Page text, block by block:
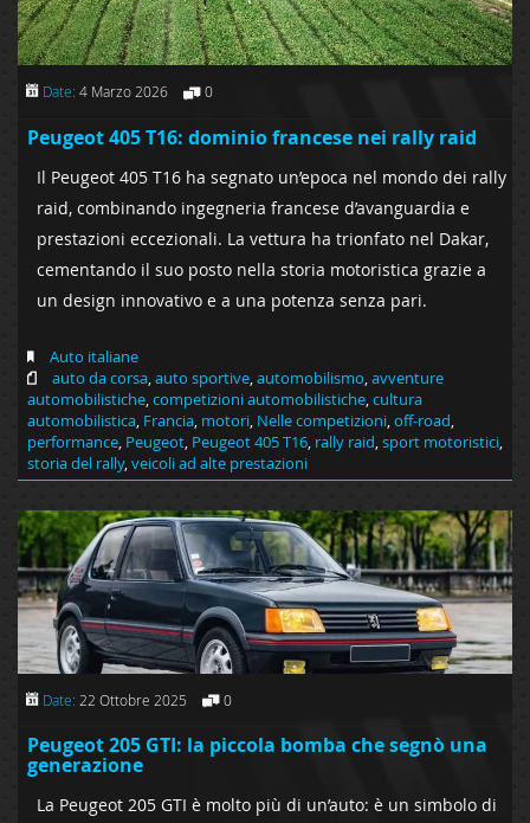
Date: 4 Marzo 2026 0
Peugeot 405 T16: dominio francese nei rally raid
Il Peugeot 405 T16 ha segnato un’epoca nel mondo dei rally
raid, combinando ingegneria francese d’avanguardia e
prestazioni eccezionali. La vettura ha trionfato nel Dakar,
cementando il suo posto nella storia motoristica grazie a
un design innovativo e a una potenza senza pari.
Auto italiane
auto da corsa,auto sportive,automobilismo,avventure
automobilistiche,competizioni automobilistiche,cultura
automobilistica, Francia, motori, Nelle competizioni,off-road,
performance, Peugeot, Peugeot 405 T16, rally raid,sport motoristici,
storia del rally,veicoli ad alte prestazioni
Date: 22 Ottobre 2025 0
Peugeot 205 GTI: la piccola bomba che segnò una
generazione
La Peugeot 205 GTI è molto più di un’auto: è un simbolo di